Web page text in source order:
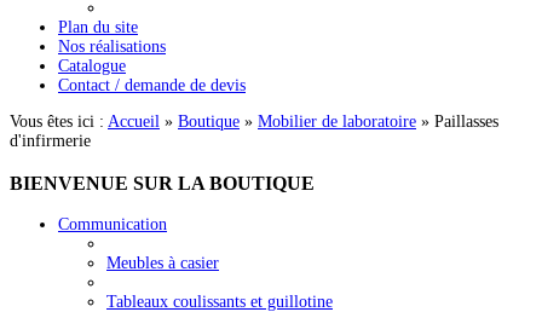
Plan du site
Nos réalisations
Catalogue
Contact / demande de devis
Vous êtes ici : Accueil » Boutique » Mobilier de laboratoire » Paillasses
d'infirmerie
BIENVENUE SUR LA BOUTIQUE
Communication
Meubles à casier
Tableaux coulissants et guillotine